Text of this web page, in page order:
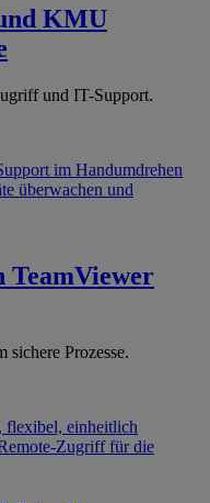
KMU
und IT-Support.
im Handumdrehen
überwachen und
TeamViewer
Prozesse.
flexibel, einheitlich
Zugriff für die